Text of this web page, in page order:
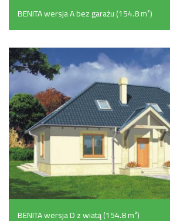
BENITA wersja A bez garażu (154.8 m²)
BENITA wersja D z wiatą (154.8 m²)